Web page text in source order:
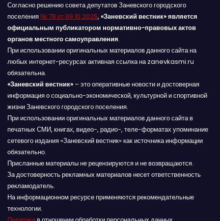
Согласно решению совета депутатов Заневского городского
поселения № 78 от 09.10.2025, «Заневский вестник» является
официальным публикатором нормативно-правовых актов
органов местного самоуправления.
При использовании оригинальных материалов данного сайта на
любых интернет-ресурсах активная ссылка на zanevkasmi.ru
обязательна.
«Заневский вестник» – это оперативные новости и достоверная
информация о социально-экономической, культурной и спортивной
жизни Заневского городского поселения.
При использовании оригинальных материалов данного сайта в
печатных СМИ, книгах, видео-, радио-, теле-форматах упоминание
сетевого издания «Заневский вестник» как источника информации
обязательно.
Присланные материалы не рецензируются и не возвращаются.
За достоверность рекламных материалов несет ответственность
рекламодатель.
На информационном ресурсе применяются рекомендательные
технологии.